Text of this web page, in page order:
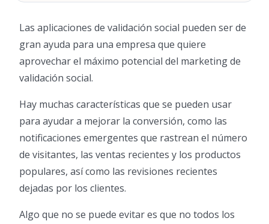
Las aplicaciones de validación social pueden ser de
gran ayuda para una empresa que quiere
aprovechar el máximo potencial del marketing de
validación social.
Hay muchas características que se pueden usar
para ayudar a mejorar la conversión, como las
notificaciones emergentes que rastrean el número
de visitantes, las ventas recientes y los productos
populares, así como las revisiones recientes
dejadas por los clientes.
Algo que no se puede evitar es que no todos los